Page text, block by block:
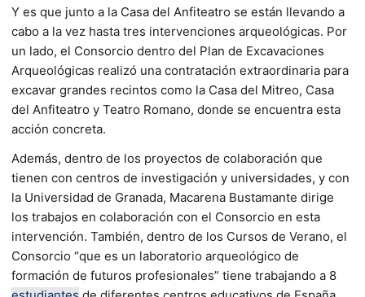
Y es que junto a la Casa del Anfiteatro se están llevando a
cabo a la vez hasta tres intervenciones arqueológicas. Por
un lado, el Consorcio dentro del Plan de Excavaciones
Arqueológicas realizó una contratación extraordinaria para
excavar grandes recintos como la Casa del Mitreo, Casa
del Anfiteatro y Teatro Romano, donde se encuentra esta
acción concreta.
Además, dentro de los proyectos de colaboración que
tienen con centros de investigación y universidades, y con
la Universidad de Granada, Macarena Bustamante dirige
los trabajos en colaboración con el Consorcio en esta
intervención. También, dentro de los Cursos de Verano, el
Consorcio “que es un laboratorio arqueológico de
formación de futuros profesionales” tiene trabajando a 8